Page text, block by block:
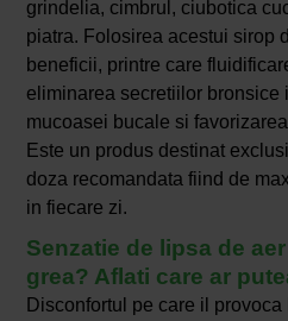
grindelia, cimbrul, ciubotica
piatra. Folosirea acestui sirop
beneficii, printre care
eliminarea secretiilor bronsice
mucoasei bucale si
Este un produs destinat
doza recomandata fiind de
in fiecare zi.
Senzatie de lipsa de aer
grea? Aflati care ar
Disconfortul pe care il